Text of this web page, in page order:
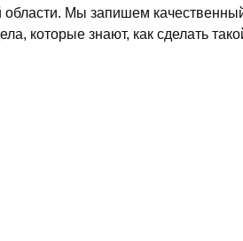
области. Мы запишем
которые знают, как сделать